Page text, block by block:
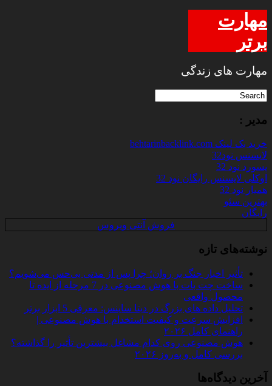
مهارت
برتر
مهارت های زندگی
مدیر :
خرید بک لینک behtarinbacklink.com
لایسنس نود32
پسورد نود 32
اوکلی لایسنس رایگان نود 32
همیار نود 32
بهترین سئو
رایگان
فروش آنتی ویروس
نوشته‌های تازه
تأثیر اخبار جنگ بر روان؛ چرا پس از مدتی بی‌حس می‌شویم؟
ساخت چت‌ بات با هوش مصنوعی در 7 مرحله از ایده تا
محصول واقعی
تحلیل داده‌ های بزرگ در دیتا ساینس: معرفی 5 ابزار برتر
افزایش سرعت و کیفیت استخدام با هوش مصنوعی |
راهنمای کامل ۲۰۲۶
هوش مصنوعی روی کدام مشاغل بیشترین تأثیر را گذاشته؟
بررسی کامل و به‌روز ۲۰۲۶
آخرین دیدگاه‌ها